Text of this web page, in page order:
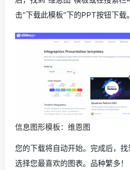
击“下载此模板”下的PPT按钮下载。
信息图形模板：维恩图
您的下载将自动开始。完成后，
选择您最喜欢的图表。品种繁多！